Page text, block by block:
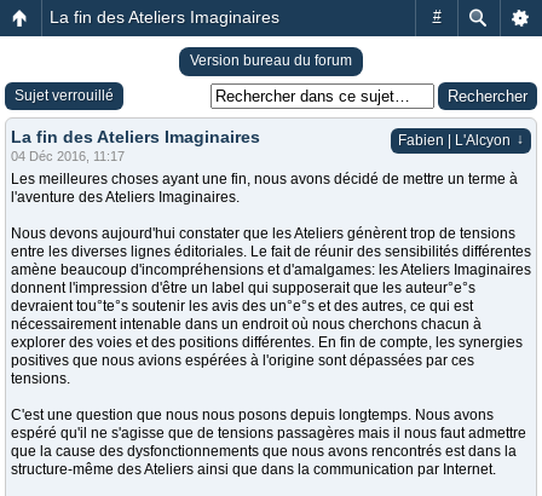
#
La fin des Ateliers Imaginaires
Version bureau du forum
Sujet verrouillé
Fabien | L'Alcyon ↓
La fin des Ateliers Imaginaires
04 Déc 2016, 11:17
Les meilleures choses ayant une fin, nous avons décidé de mettre un terme à
l'aventure des Ateliers Imaginaires.
Nous devons aujourd'hui constater que les Ateliers génèrent trop de tensions
entre les diverses lignes éditoriales. Le fait de réunir des sensibilités différentes
amène beaucoup d'incompréhensions et d'amalgames: les Ateliers Imaginaires
donnent l'impression d'être un label qui supposerait que les auteur°e°s
devraient tou°te°s soutenir les avis des un°e°s et des autres, ce qui est
nécessairement intenable dans un endroit où nous cherchons chacun à
explorer des voies et des positions différentes. En fin de compte, les synergies
positives que nous avions espérées à l'origine sont dépassées par ces
tensions.
C'est une question que nous nous posons depuis longtemps. Nous avons
espéré qu'il ne s'agisse que de tensions passagères mais il nous faut admettre
que la cause des dysfonctionnements que nous avons rencontrés est dans la
structure-même des Ateliers ainsi que dans la communication par Internet.